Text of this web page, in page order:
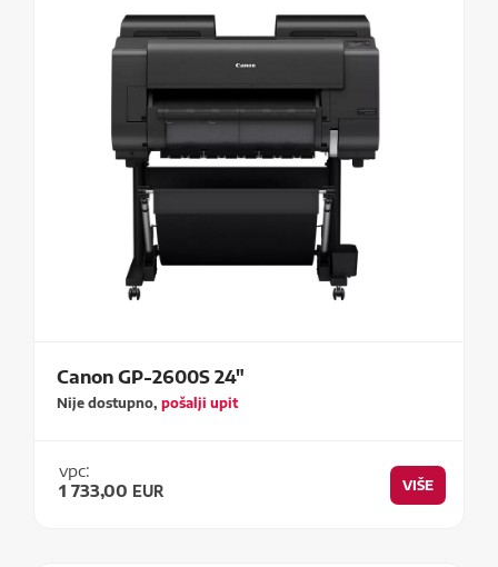
Canon GP-2600S 24"
Nije dostupno,pošalji upit
vpc:
1 733,00 EUR VIŠE